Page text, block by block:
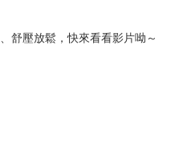
舒壓放鬆，快來看看影片呦～